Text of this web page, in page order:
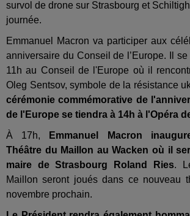
survol de drone sur Strasbourg et
journée.
Emmanuel Macron va participer aux
anniversaire du Conseil de l’Europe. Il
11h au Conseil de l'Europe où il
Oleg Sentsov, symbole de la résistance
cérémonie commémorative de
de l'Europe se tiendra à 14h à l'Opéra
À 17h,
Emmanuel Macron
Théâtre du Maillon au Wacken où il
maire de Strasbourg Roland Ries.
Maillon seront joués dans ce nouveau
novembre prochain.